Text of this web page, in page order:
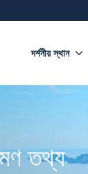
দর্শনীয় স্থান
তথ্য